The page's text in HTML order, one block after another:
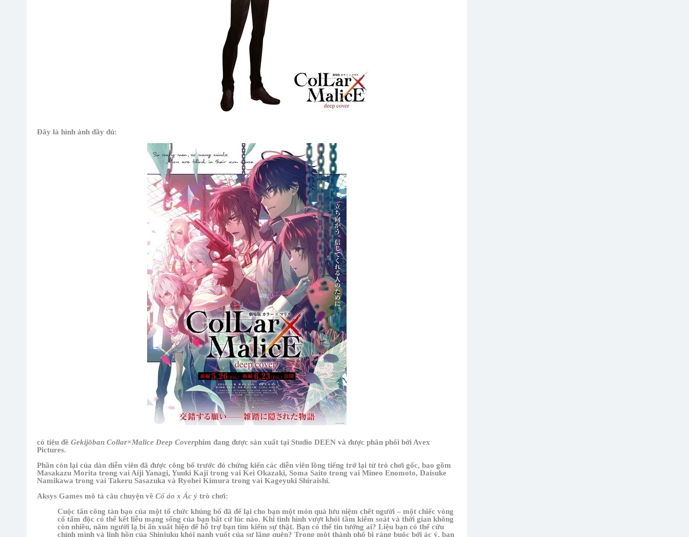
Đây là hình ảnh đầy đủ:
có tiêu đề Gekijōban Collar×Malice Deep Coverphim đang được sản xuất tại Studio DEEN và được phân phối bởi Avex
Pictures.
Phần còn lại của dàn diễn viên đã được công bố trước đó chứng kiến ​​các diễn viên lồng tiếng trở lại từ trò chơi gốc, bao gồm
Masakazu Morita trong vai Aiji Yanagi, Yuuki Kaji trong vai Kei Okazaki, Soma Saito trong vai Mineo Enomoto, Daisuke
Namikawa trong vai Takeru Sasazuka và Ryohei Kimura trong vai Kageyuki Shiraishi.
Aksys Games mô tả câu chuyện về Cổ áo x Ác ý trò chơi:
Cuộc tấn công tàn bạo của một tổ chức khủng bố đã để lại cho bạn một món quà lưu niệm chết người – một chiếc vòng
cổ tẩm độc có thể kết liễu mạng sống của bạn bất cứ lúc nào. Khi tình hình vượt khỏi tầm kiểm soát và thời gian không
còn nhiều, năm người lạ bí ẩn xuất hiện để hỗ trợ bạn tìm kiếm sự thật. Bạn có thể tin tưởng ai? Liệu bạn có thể cứu
chính mình và linh hồn của Shinjuku khỏi nanh vuốt của sự lãng quên? Trong một thành phố bị ràng buộc bởi ác ý, bạn